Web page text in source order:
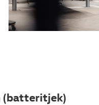
(batteritjek)